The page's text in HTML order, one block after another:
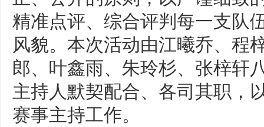
精准点评、综合评判每一支队
风貌。本次活动由江曦乔、程
郎、叶鑫雨、朱玲杉、张梓轩
主持人默契配合、各司其职，
赛事主持工作。